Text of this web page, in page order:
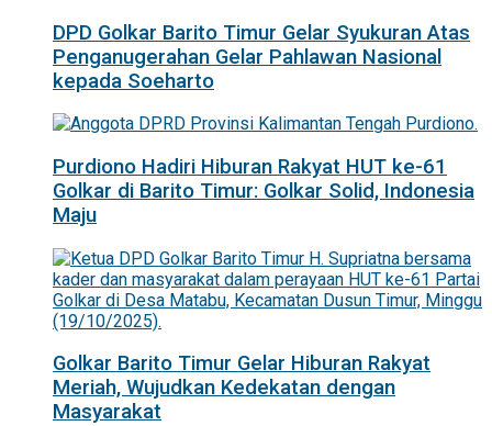
DPD Golkar Barito Timur Gelar Syukuran Atas
Penganugerahan Gelar Pahlawan Nasional
kepada Soeharto
Purdiono Hadiri Hiburan Rakyat HUT ke-61
Golkar di Barito Timur: Golkar Solid, Indonesia
Maju
Golkar Barito Timur Gelar Hiburan Rakyat
Meriah, Wujudkan Kedekatan dengan
Masyarakat